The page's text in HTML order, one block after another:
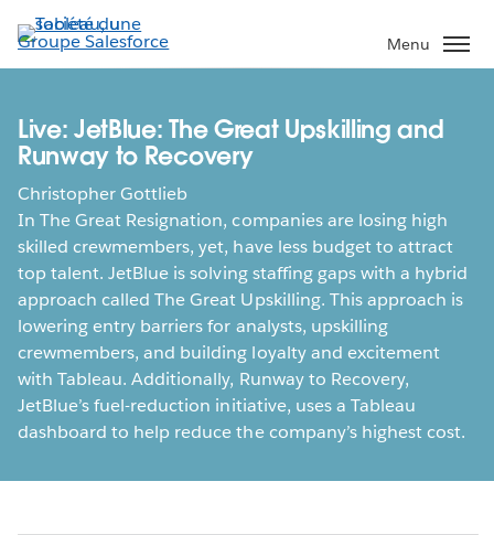
Aller
au
contenu
Menu
Live: JetBlue: The Great Upskilling and
Runway to Recovery
Christopher Gottlieb
In The Great Resignation, companies are losing high
skilled crewmembers, yet, have less budget to attract
top talent. JetBlue is solving staffing gaps with a hybrid
approach called The Great Upskilling. This approach is
lowering entry barriers for analysts, upskilling
crewmembers, and building loyalty and excitement
with Tableau. Additionally, Runway to Recovery,
JetBlue’s fuel-reduction initiative, uses a Tableau
dashboard to help reduce the company’s highest cost.